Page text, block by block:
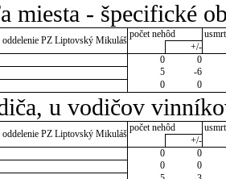
miesta - špecifické
PZ Liptovský Mikuláš
počet nehôd
+/-
0
0
5
-6
0 0
u vodičov
PZ Liptovský Mikuláš
počet nehôd
+/-
0
0
0
0